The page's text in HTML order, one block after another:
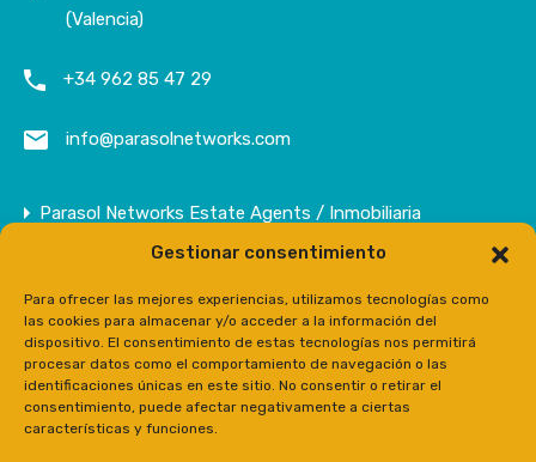
Gestionar consentimiento
Para ofrecer las mejores experiencias, utilizamos tecnologías como
las cookies para almacenar y/o acceder a la información del
dispositivo. El consentimiento de estas tecnologías nos permitirá
procesar datos como el comportamiento de navegación o las
identificaciones únicas en este sitio. No consentir o retirar el
consentimiento, puede afectar negativamente a ciertas
características y funciones.
(Valencia)
+34 962 85 47 29
info@parasolnetworks.com
Parasol Networks Estate Agents / Inmobiliaria
Inmuebles
Contacto
Prensa